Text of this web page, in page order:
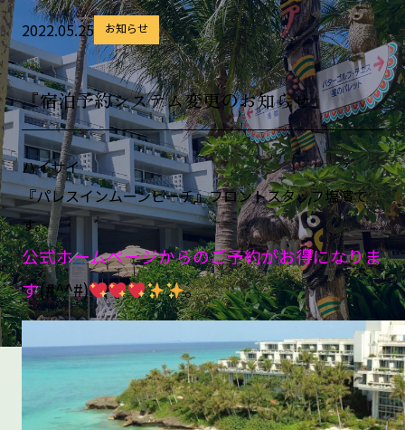
2022.05.25 お知らせ
『宿泊予約システム変更のお知らせ』
ハイサイ
『パレスインムーンビーチ』フロントスタッフ塩濱で
す。
公式ホームページからのご予約がお得になりま
す(#^^#) 。